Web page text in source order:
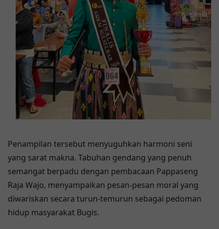
Penampilan tersebut menyuguhkan harmoni seni
yang sarat makna. Tabuhan gendang yang penuh
semangat berpadu dengan pembacaan Pappaseng
Raja Wajo, menyampaikan pesan-pesan moral yang
diwariskan secara turun-temurun sebagai pedoman
hidup masyarakat Bugis.